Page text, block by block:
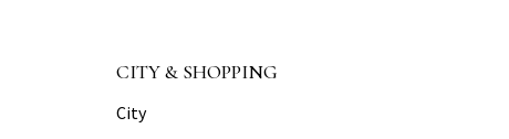
CITY & SHOPPING
City